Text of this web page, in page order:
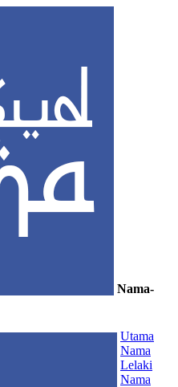
Nama-
Utama
Nama
Lelaki
Nama